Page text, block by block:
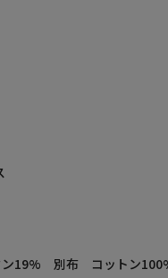
ン19% 別布 コットン